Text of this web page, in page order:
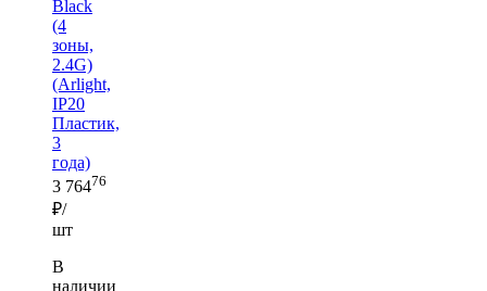
Black
(4
зоны,
2.4G)
(Arlight,
IP20
Пластик,
3
года)
3 76476
₽/
шт
В
наличии